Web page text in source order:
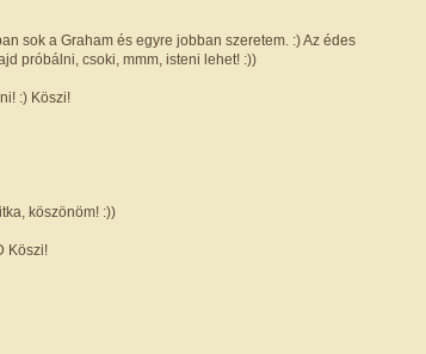
sok a Graham és egyre jobban szeretem. :) Az édes
próbálni, csoki, mmm, isteni lehet! :))
:) Köszi!
köszönöm! :))
Köszi!